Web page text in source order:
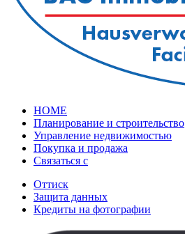
HOME
Планирование и строительство
Управление недвижимостью
Покупка и продажа
Связаться с
Оттиск
Защита данных
Кредиты на фотографии